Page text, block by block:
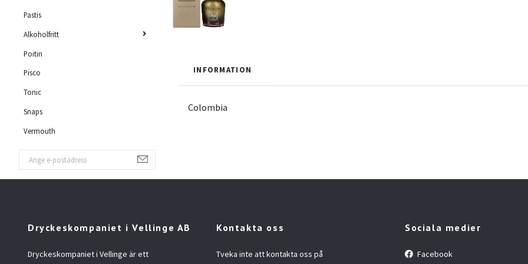
Pastis
Alkoholfritt
Poitin
Pisco
Tonic
Snaps
Vermouth
INFORMATION
Colombia
Dryckeskompaniet i Vellinge AB
Dryckeskompaniet i Vellinge är ett
Kontakta oss
Tveka inte att kontakta oss på
Sociala medier
Facebook